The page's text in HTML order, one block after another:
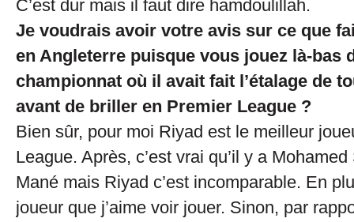
C’est dur mais il faut dire hamdoulillah.
Je voudrais avoir votre avis sur ce que
en Angleterre puisque vous jouez là-bas
championnat où il avait fait l’étalage de
avant de briller en Premier League ?
Bien sûr, pour moi Riyad est le meilleur
League. Après, c’est vrai qu’il y a
Mané mais Riyad c’est incomparable. En
joueur que j’aime voir jouer. Sinon, par